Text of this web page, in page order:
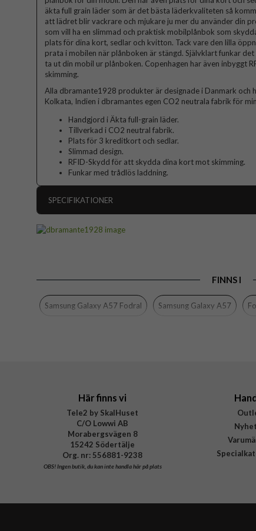
äkta full grain läder som är det bästa läderkvaliteten så
att lädret blir vackrare och mjukare ju mer du använder din
som vill ha en slimmad och praktisk mobilplånbok som
plats för dina kort, sedlar och kvitton. Tack vare den lilla
prata i mobilen när plånboken är stängd. Självklart funkar
ta ut din mobil ur plånboken. Copenhagen har även inbyggt
skimming.
Alla dbramante1928 produkter är designade i Danmark och
Kolkata, Indien i dbramantes egen CO2 neutrala fabrik för
Handgjord i Äkta full-grain läder.
Tillverkad i CO2 neutral fabrik.
Plats för 3 kreditkort och sedlar.
Slimmad design.
RFID-Skydd för att skydda dina kort mot skimming.
Funkar med trådlös laddning.
SPECIFIKATIONER
Egenskaper
Färg
FINNS I
Samsung Galaxy A57 Fodral Samsung Galaxy A57
Här finns vi
Tele2 by SkalHuset
C/O Lowwi AB
Morabergsvägen 8
15242 Södertälje
Org. nr: 556881-9238
OBS!Ingen butik, du kan inte handla här på plats